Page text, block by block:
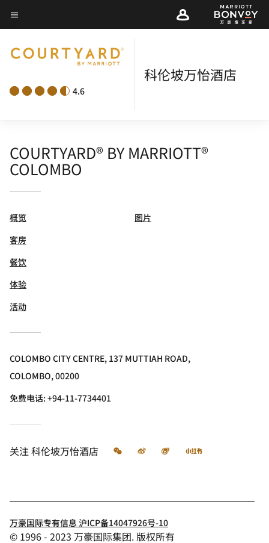
Skip
to
content
菜单文本
4.6
科伦坡万怡酒店
COURTYARD® BY MARRIOTT®
COLOMBO
概览
客房
餐饮
体验
活动
图片
COLOMBO CITY CENTRE, 137 MUTTIAH ROAD,
COLOMBO, 00200
免费电话:+94-11-7734401
关注科伦坡万怡酒店 微信 微博 飞猪 小红书
万豪国际专有信息 沪ICP备14047926号-10
© 1996 - 2023 万豪国际集团. 版权所有